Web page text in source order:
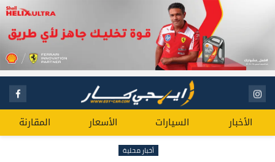
الأخبار السيارات الأسعار المقارنة
أخبار محلية